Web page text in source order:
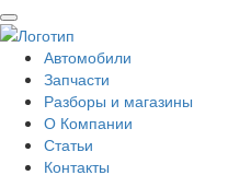
Автомобили
Запчасти
Разборы и магазины
О Компании
Статьи
Контакты